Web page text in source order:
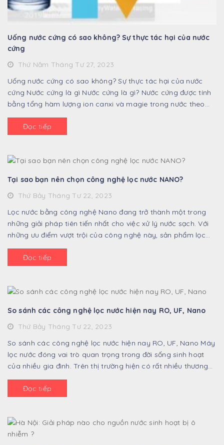
Uống nước cứng có sao không? Sự thực tác hại của nước
cứng
Thứ Năm Tháng Tư 27, 2023
Uống nước cứng có sao không? Sự thực tác hại của nước
cứng Nước cứng là gì Nước cứng là gì? Nước cứng được tính
bằng tổng hàm lượng ion canxi và magie trong nước theo
CaCO3 hoặc theo CaO. Theo ...
Đọc tiếp
Tại sao bạn nên chọn công nghệ lọc nước NANO?
Thứ Bảy Tháng Tư 22, 2023
Lọc nước bằng công nghệ Nano đang trở thành một trong
những giải pháp tiên tiến nhất cho việc xử lý nước sạch. Với
những ưu điểm vượt trội của công nghệ này, sản phẩm lọc
nước bằng công nghệ Nano đang ...
Đọc tiếp
So sánh các công nghệ lọc nước hiện nay RO, UF, Nano
Thứ Bảy Tháng Tư 22, 2023
So sánh các công nghệ lọc nước hiện nay RO, UF, Nano Máy
lọc nước đóng vai trò quan trọng trong đời sống sinh hoạt
của nhiều gia đình. Trên thị trường hiện có rất nhiều thương
hiệu máy lọc ...
Đọc tiếp